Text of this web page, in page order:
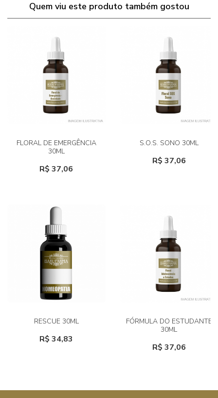
Quem viu este produto também gostou
FLORAL DE EMERGÊNCIA
30ML
R$ 37,06
S.O.S. SONO 30ML
R$ 37,06
RESCUE 30ML
R$ 34,83
FÓRMULA DO ESTUDANTE
30ML
R$ 37,06